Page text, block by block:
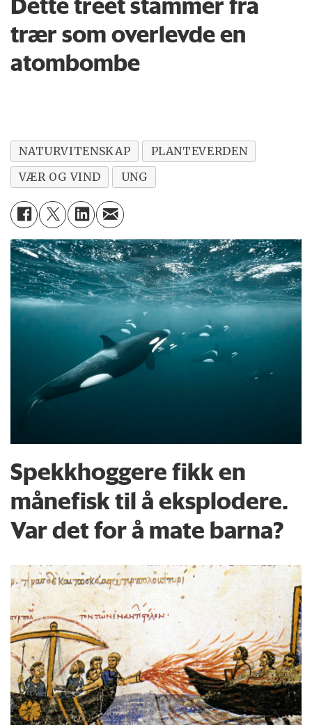
trær som overlevde en
atombombe
NATURVITENSKAP
PLANTEVERDEN
VÆR OG VIND
UNG
Spekkhoggere fikk en
månefisk til å eksplodere.
Var det for å mate barna?